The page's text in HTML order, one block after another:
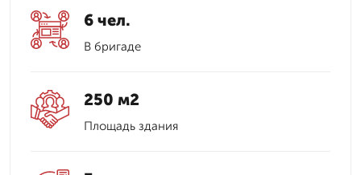
6 чел.
В бригаде
250 м2
Площадь здания